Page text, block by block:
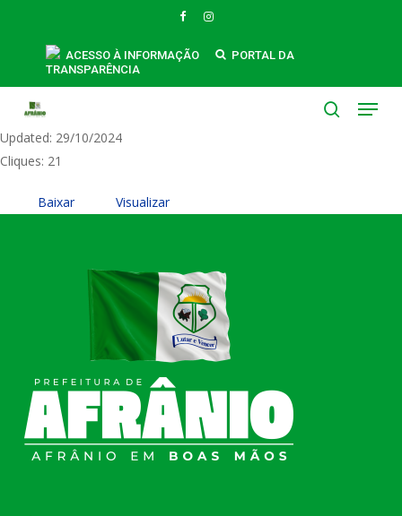
FACEBOOKINSTAGRAM
ACESSO À INFORMAÇÃO
PORTAL DA
TRANSPARÊNCIA
Menu
PORTARIA N. 232-2024 - CMPI
Tamanho do Arquivo: 156.26 KB
Created: 29/10/2024
Updated: 29/10/2024
Cliques: 21
Baixar Visualizar